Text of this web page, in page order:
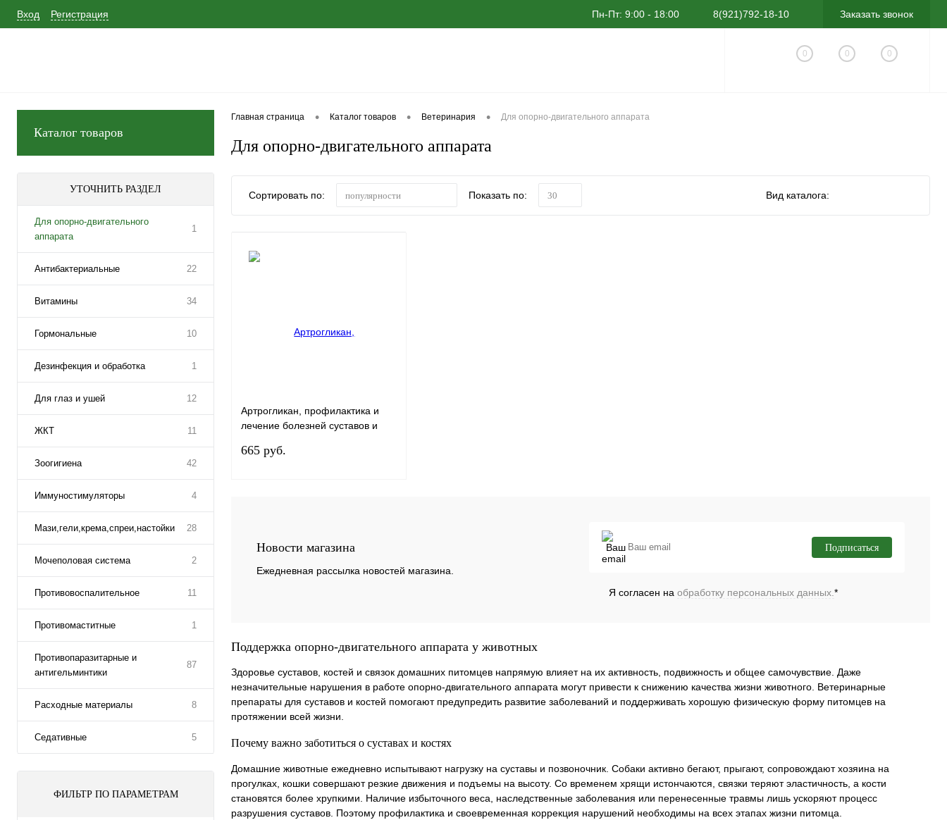
Вход Регистрация Пн-Пт: 9:00 - 18:00 8(921)792-18-10 Заказать звонок
0 0 0
Каталог товаров
УТОЧНИТЬ РАЗДЕЛ
Для опорно-двигательного
аппарата
1
Антибактериальные 22
Витамины 34
Гормональные 10
Дезинфекция и обработка 1
Для глаз и ушей 12
ЖКТ 11
Зоогигиена 42
Иммуностимуляторы 4
Мази,гели,крема,спреи,настойки 28
Мочеполовая система 2
Противовоспалительное 11
Противомаститные 1
Противопаразитарные и
антигельминтики
87
Расходные материалы 8
Седативные 5
ФИЛЬТР ПО ПАРАМЕТРАМ
Главная страница • Каталог товаров • Ветеринария • Для опорно-двигательного аппарата
Для опорно-двигательного аппарата
Сортировать по: популярности Показать по: 30 Вид каталога:
Артрогликан, профилактика и
лечение болезней суставов и
665 руб.
Купить в 1 клик Сравнение
В избранное Под заказ
Новости магазина
Ежедневная рассылка новостей магазина.
Подписаться
Я согласен на обработку персональных данных. *
Поддержка опорно-двигательного аппарата у животных
Здоровье суставов, костей и связок домашних питомцев напрямую влияет на их активность, подвижность и общее самочувствие. Даже
незначительные нарушения в работе опорно-двигательного аппарата могут привести к снижению качества жизни животного. Ветеринарные
препараты для суставов и костей помогают предупредить развитие заболеваний и поддерживать хорошую физическую форму питомцев на
протяжении всей жизни.
Почему важно заботиться о суставах и костях
Домашние животные ежедневно испытывают нагрузку на суставы и позвоночник. Собаки активно бегают, прыгают, сопровождают хозяина на
прогулках, кошки совершают резкие движения и подъемы на высоту. Со временем хрящи истончаются, связки теряют эластичность, а кости
становятся более хрупкими. Наличие избыточного веса, наследственные заболевания или перенесенные травмы лишь ускоряют процесс
разрушения суставов. Поэтому профилактика и своевременная коррекция нарушений необходимы на всех этапах жизни питомца.